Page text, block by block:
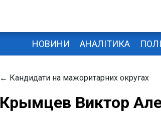
НОВИНИ АНАЛІТИКА
← Кандидати на мажоритарних округах
Крымцев Виктор